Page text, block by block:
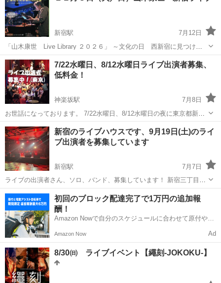
新宿駅
7月12日
「山木康世 Live Library ２０２６」 ～文化の日 西新宿に見つけた
小さい秋～ 会場＝あんさんぶるStudio音 新宿区西新宿４-３７-１１
樂しそう初台B1 （京王新線初台駅東口から徒歩7分、都営...
東京 新宿区 新宿駅 コンサート/ショー 山木康世
7/22水曜日、8/12水曜日ライブ出演者募集、
低料金！
神楽坂駅
7月8日
お世話になっております。 7/22水曜日、8/12水曜日の夜に東京都新宿
区神楽坂のライブハウスにてライブを開催いたします。 只今、出演者
を募集しております。 和気あいあいあといつも楽しくライブをやって
お...
東京 新宿区 神楽坂駅 コンサート/ショー ライブ
新宿のライブハウスです、9月19日(土)のライ
ブ出演者を募集しています
新宿駅
7月7日
ライブの出演者さん、ソロ、バンド、募集しています！ 新宿三丁目駅
すぐの所にあるライブハウス「新宿ライブフリーク」です 9月19日(土)
の企画ライブの出演者を募集しています！ 初心者の方もＯＫ バンドだ
けでなく...
東京 新宿区 新宿駅 コンサート/ショー ライブ
初回のブロック配達完了で1万円の追加報
酬！
Amazon Nowで自分のスケジュールに合わせて原付や電
Amazon Now Ad
8/30㈰ ライブイベント【繩刻-JOKOKU-】